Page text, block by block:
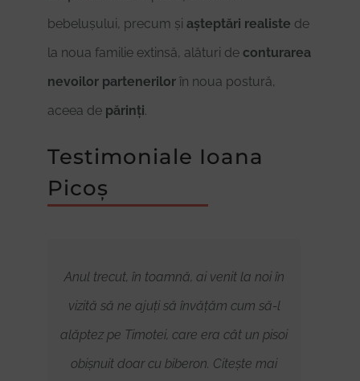
bebelușului, precum șiașteptări realiste de
la noua familie extinsă, alături deconturarea
nevoilor partenerilor în noua postură,
aceea de părinți.
Testimoniale Ioana
Picoș
Anul trecut, în toamnă, ai venit la noi în
vizită să ne ajuți să învățăm cum să-l
alăptez pe Timotei, care era cât un pisoi
obișnuit doar cu biberon. Citește mai